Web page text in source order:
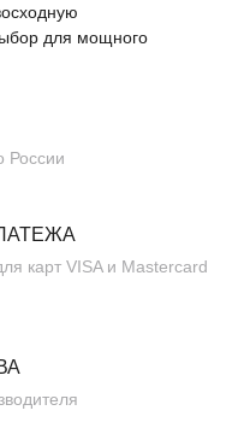
для мощного
России
карт VISA и Mastercard